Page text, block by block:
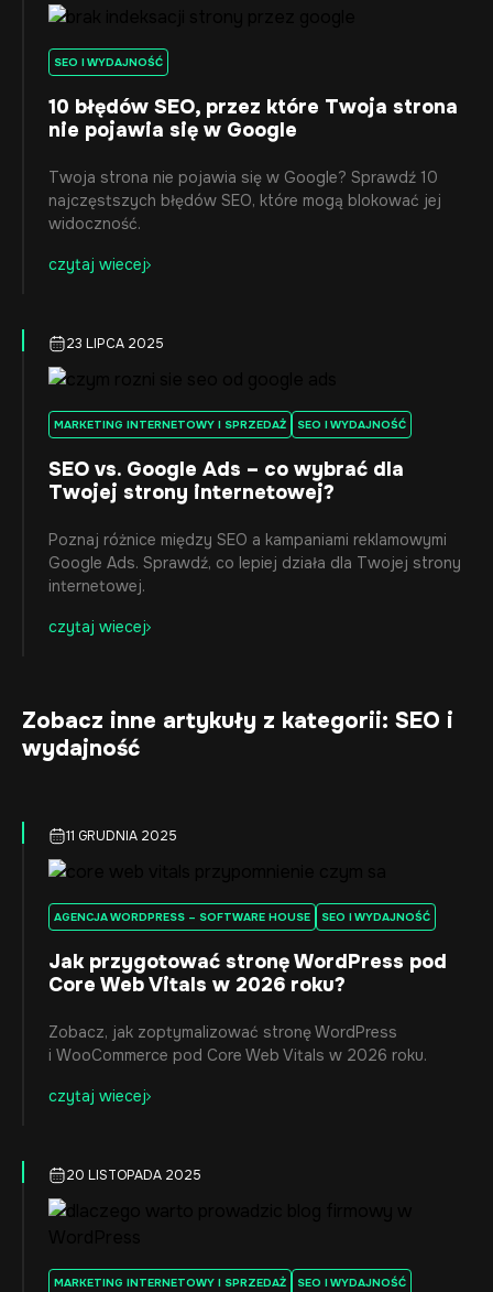
SEO I WYDAJNOŚĆ
10 błędów SEO, przez które Twoja strona
nie pojawia się w Google
Twoja strona nie pojawia się w Google? Sprawdź 10
najczęstszych błędów SEO, które mogą blokować jej
widoczność.
czytaj wiecej
23 LIPCA 2025
MARKETING INTERNETOWY I SPRZEDAŻ SEO I WYDAJNOŚĆ
SEO vs. Google Ads – co wybrać dla
Twojej strony internetowej?
Poznaj różnice między SEO a kampaniami reklamowymi
Google Ads. Sprawdź, co lepiej działa dla Twojej strony
internetowej.
czytaj wiecej
Zobacz inne artykuły z kategorii: SEO i
wydajność
11 GRUDNIA 2025
AGENCJA WORDPRESS – SOFTWARE HOUSE SEO I WYDAJNOŚĆ
Jak przygotować stronę WordPress pod
Core Web Vitals w 2026 roku?
Zobacz, jak zoptymalizować stronę WordPress
i WooCommerce pod Core Web Vitals w 2026 roku.
czytaj wiecej
20 LISTOPADA 2025
MARKETING INTERNETOWY I SPRZEDAŻ
SEO I WYDAJNOŚĆ